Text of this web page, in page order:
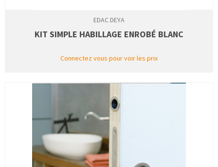
EDAC DEYA
KIT SIMPLE HABILLAGE ENROBÉ BLANC
Connectez vous pour voir les prix